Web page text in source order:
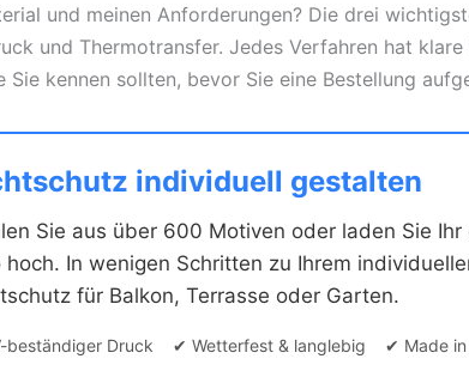
und meinen Anforderungen? Die drei
und Thermotransfer. Jedes Verfahren hat klare
kennen sollten, bevor Sie eine Bestellung
individuell gestalten
Sie aus über 600 Motiven oder laden Sie Ihr
hoch. In wenigen Schritten zu Ihrem
für Balkon, Terrasse oder Garten.
beständiger Druck ✔ Wetterfest & langlebig ✔ Made in